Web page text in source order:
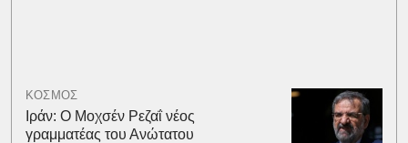
ΚΟΣΜΟΣ
Ιράν: Ο Μοχσέν Ρεζαΐ νέος
γραμματέας του Ανώτατου